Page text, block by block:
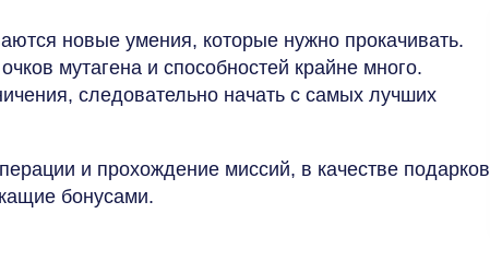
новые умения, которые нужно прокачивать.
мутагена и способностей крайне много.
следовательно начать с самых лучших
и прохождение миссий, в качестве подарков
бонусами.